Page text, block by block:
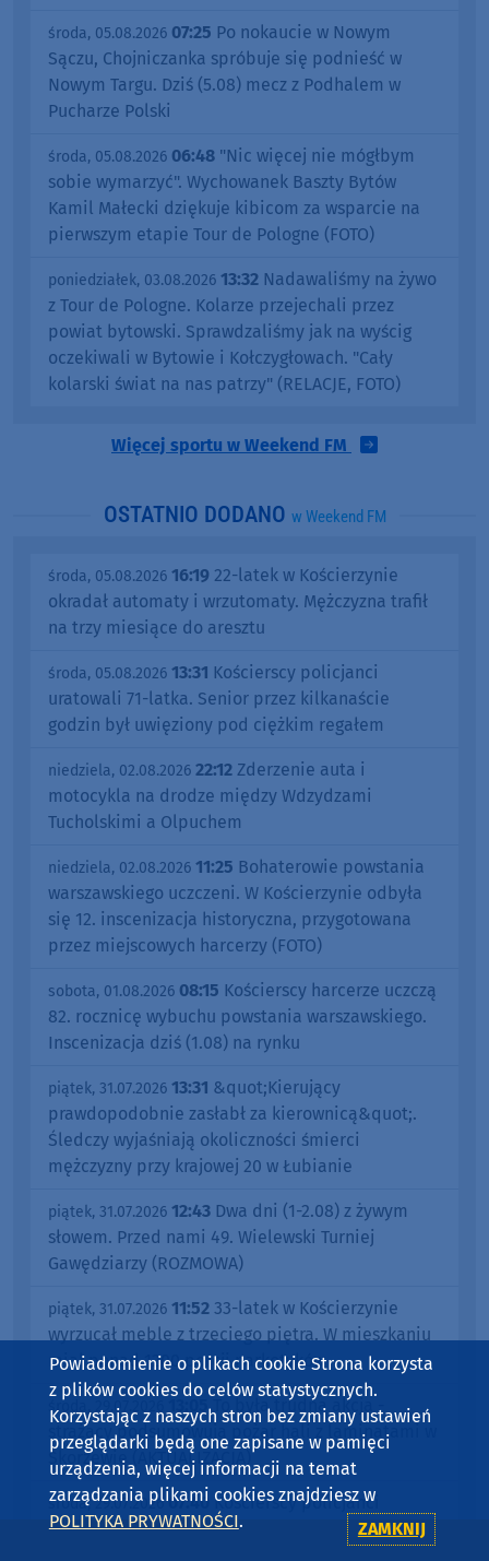
środa, 05.08.2026 07:25 Po nokaucie w Nowym
Sączu, Chojniczanka spróbuje się podnieść w
Nowym Targu. Dziś (5.08) mecz z Podhalem w
Pucharze Polski
środa, 05.08.2026 06:48 "Nic więcej nie mógłbym
sobie wymarzyć". Wychowanek Baszty Bytów
Kamil Małecki dziękuje kibicom za wsparcie na
pierwszym etapie Tour de Pologne (FOTO)
poniedziałek, 03.08.2026 13:32 Nadawaliśmy na żywo
z Tour de Pologne. Kolarze przejechali przez
powiat bytowski. Sprawdzaliśmy jak na wyścig
oczekiwali w Bytowie i Kołczygłowach. "Cały
kolarski świat na nas patrzy" (RELACJE, FOTO)
Więcej sportu w Weekend FM
OSTATNIO DODANO w Weekend FM
środa, 05.08.2026 16:19 22-latek w Kościerzynie
okradał automaty i wrzutomaty. Mężczyzna trafił
na trzy miesiące do aresztu
środa, 05.08.2026 13:31 Kościerscy policjanci
uratowali 71-latka. Senior przez kilkanaście
godzin był uwięziony pod ciężkim regałem
niedziela, 02.08.2026 22:12 Zderzenie auta i
motocykla na drodze między Wdzydzami
Tucholskimi a Olpuchem
niedziela, 02.08.2026 11:25 Bohaterowie powstania
warszawskiego uczczeni. W Kościerzynie odbyła
się 12. inscenizacja historyczna, przygotowana
przez miejscowych harcerzy (FOTO)
sobota, 01.08.2026 08:15 Kościerscy harcerze uczczą
82. rocznicę wybuchu powstania warszawskiego.
Inscenizacja dziś (1.08) na rynku
piątek, 31.07.2026 13:31 &quot;Kierujący
prawdopodobnie zasłabł za kierownicą&quot;.
Śledczy wyjaśniają okoliczności śmierci
mężczyzny przy krajowej 20 w Łubianie
piątek, 31.07.2026 12:43 Dwa dni (1-2.08) z żywym
słowem. Przed nami 49. Wielewski Turniej
Gawędziarzy (ROZMOWA)
piątek, 31.07.2026 11:52 33-latek w Kościerzynie
wyrzucał meble z trzeciego piętra. W mieszkaniu
miał ponad 1200 porcji narkotyków
środa, 29.07.2026
To była trudna akcja -
strażacy podsumowują pożar hali z laminatami w
Skorzewie (AKTUALIZACJA)
środa, 29.07.2026 07:40 Kościerscy policjanci
poszukują mężczyzny w związku z kradzieżą
Powiadomienie o plikach cookie Strona korzysta
z plików cookies do celów statystycznych.
Korzystając z naszych stron bez zmiany ustawień
przeglądarki będą one zapisane w pamięci
urządzenia, więcej informacji na temat
zarządzania plikami cookies znajdziesz w
POLITYKA PRYWATNOŚCI. ZAMKNIJ